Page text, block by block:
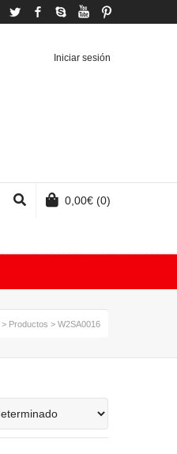
Twitter Facebook
Skype YouTube
Iniciar sesión
0,00€ (0)
> Productos > W2SA0016